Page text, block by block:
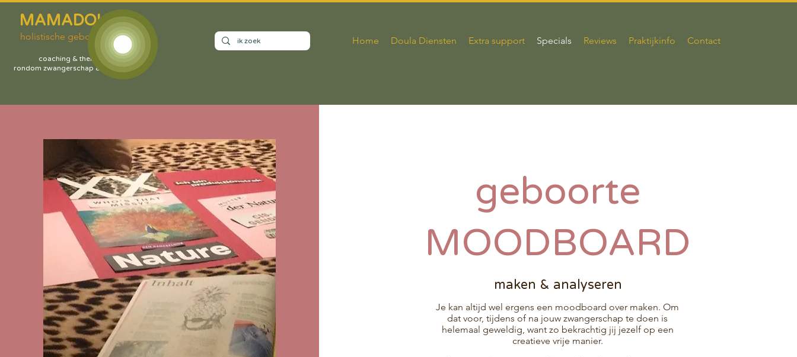
MAMADOULA
holistische geboortezorg
coaching & therapie
rondom zwangerschap & bevalling
Home Doula Diensten Extra support Specials Reviews Praktijkinfo Contact
geboorte
MOODBOARD
maken & analyseren
Je kan altijd wel ergens een moodboard over maken. Om
dat voor, tijdens of na jouw zwangerschap te doen is
helemaal geweldig, want zo bekrachtig jij jezelf op een
creatieve vrije manier.